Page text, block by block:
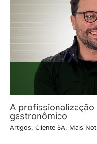
A
gastronômico
Artigos, Cliente SA, Mais